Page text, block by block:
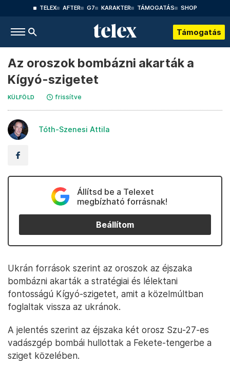
TELEX AFTER G7 KARAKTER TÁMOGATÁS SHOP
Támogatás
Az oroszok bombázni akarták a
Kígyó-szigetet
KÜLFÖLD frissítve
Tóth-Szenesi Attila
Állítsd be a Telexet
megbízható forrásnak!
Beállítom
Ukrán források szerint az oroszok az éjszaka
bombázni akarták a stratégiai és lélektani
fontosságú Kígyó-szigetet, amit a közelmúltban
foglaltak vissza az ukránok.
A jelentés szerint az éjszaka két orosz Szu-27-es
vadászgép bombái hullottak a Fekete-tengerbe a
sziget közelében.